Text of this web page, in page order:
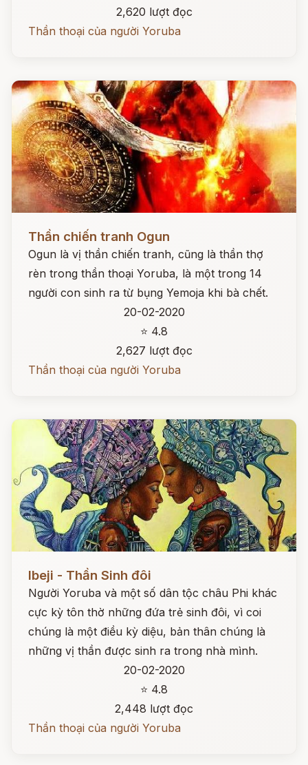
2,620 lượt đọc
Thần thoại của người Yoruba
Đọc ngay
Thần chiến tranh Ogun
Ogun là vị thần chiến tranh, cũng là thần thợ
rèn trong thần thoại Yoruba, là một trong 14
người con sinh ra từ bụng Yemoja khi bà chết.
20-02-2020
⭐ 4.8
2,627 lượt đọc
Thần thoại của người Yoruba
Ibeji - Thần Sinh đôi
Người Yoruba và một số dân tộc châu Phi khác
cực kỳ tôn thờ những đứa trẻ sinh đôi, vì coi
chúng là một điều kỳ diệu, bản thân chúng là
những vị thần được sinh ra trong nhà mình.
20-02-2020
⭐ 4.8
2,448 lượt đọc
Thần thoại của người Yoruba